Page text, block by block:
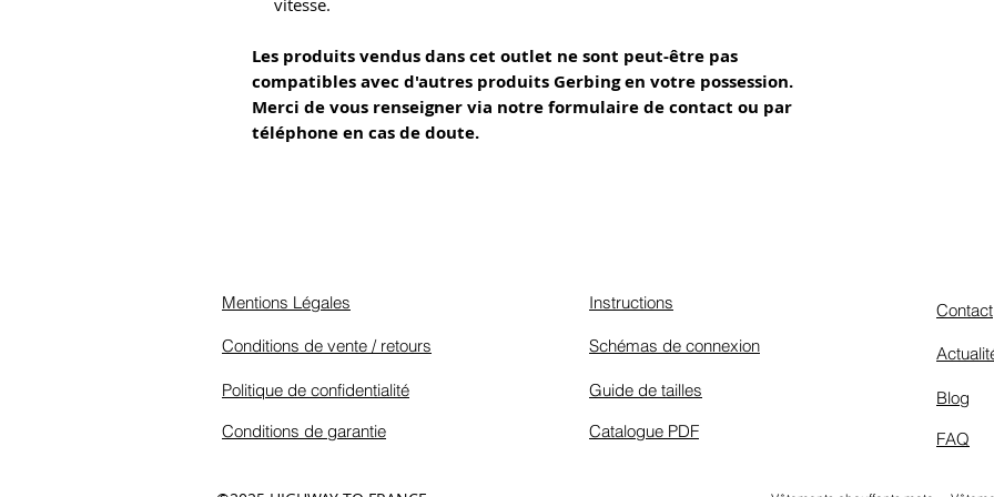
vitesse.
Les produits vendus dans cet outlet ne sont peut-être pas
compatibles avec d'autres produits Gerbing en votre possession.
Merci de vous renseigner via notre formulaire de contact ou par
téléphone en cas de doute.
Mentions Légales
Conditions de vente / retours
Politique de confidentialité
Conditions de garantie
Instructions
Schémas de connexion
Guide de tailles
Catalogue PDF
Contact
Blog
FAQ